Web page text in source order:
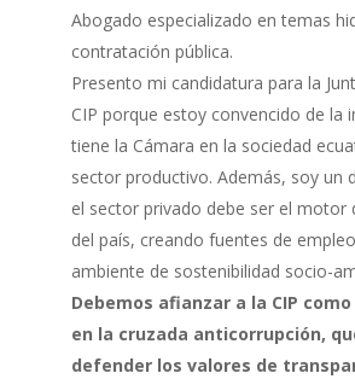
Abogado especializado en temas
contratación pública.
Presento mi candidatura para la
CIP porque estoy convencido de la
tiene la Cámara en la sociedad
sector productivo. Además, soy un
el sector privado debe ser el motor
del país, creando fuentes de
ambiente de sostenibilidad socio-
Debemos afianzar a la CIP
en la cruzada anticorrupción,
defender los valores de